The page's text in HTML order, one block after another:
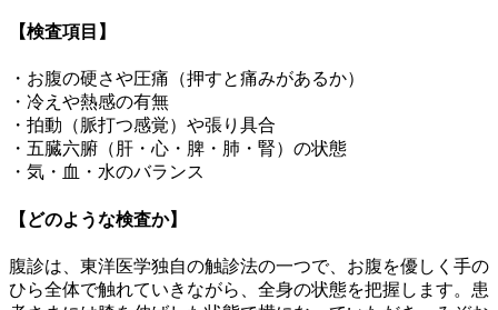
【検査項目】
・お腹の硬さや圧痛（押すと痛みがあるか）
・冷えや熱感の有無
・拍動（脈打つ感覚）や張り具合
・五臓六腑（肝・心・脾・肺・腎）の状態
・気・血・水のバランス
【どのような検査か】
腹診は、東洋医学独自の触診法の一つで、お腹を優しく手の
ひら全体で触れていきながら、全身の状態を把握します。患